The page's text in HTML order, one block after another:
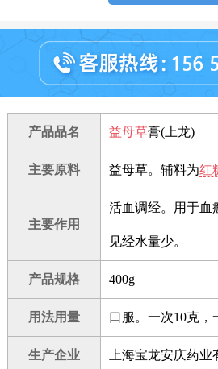
产品品名 益母草膏(上龙)
主要原料 益母草。辅料为红
主要作用
活血调经。用于血
见经水量少。
产品规格 400g
用法用量 口服。一次10克，
生产企业 上海宝龙安庆药业